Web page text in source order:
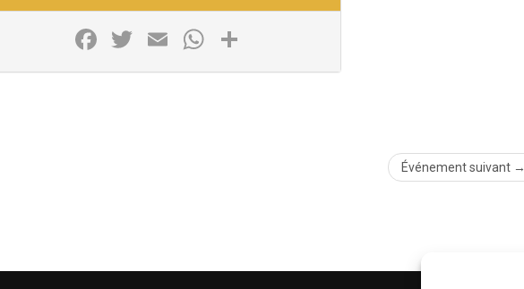
Facebook
Twitter
EmailWhatsApp
Événement suivant →